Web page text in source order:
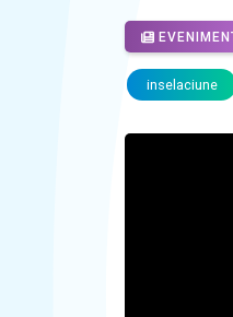
inselaciune